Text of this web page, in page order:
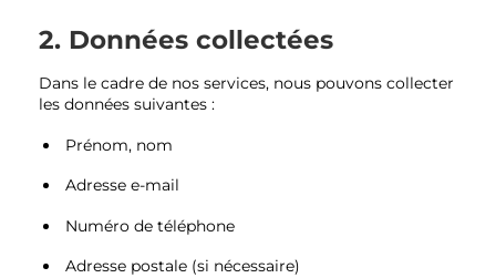
2. Données collectées
Dans le cadre de nos services, nous pouvons collecter
les données suivantes :
Prénom, nom
Adresse e-mail
Numéro de téléphone
Adresse postale (si nécessaire)